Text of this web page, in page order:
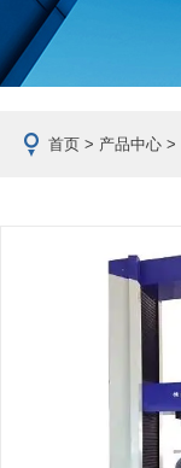
首页 > 产品中心 >